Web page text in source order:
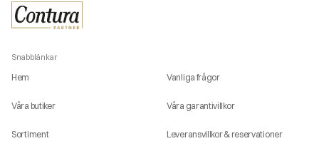
Snabblänkar
Hem
Våra butiker
Sortiment
Vanliga frågor
Våra garantivillkor
Leveransvillkor & reservationer